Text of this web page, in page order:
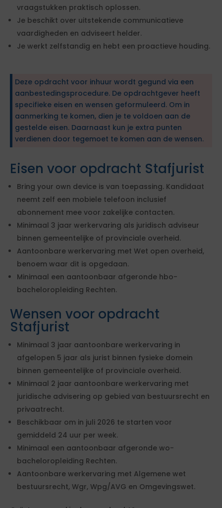
vraagstukken praktisch oplossen.
Je beschikt over uitstekende communicatieve
vaardigheden en adviseert helder.
Je werkt zelfstandig en hebt een proactieve houding.
Deze opdracht voor inhuur wordt gegund via een
aanbestedingsprocedure. De opdrachtgever heeft
specifieke eisen en wensen geformuleerd. Om in
aanmerking te komen, dien je te voldoen aan de
gestelde eisen. Daarnaast kun je extra punten
verdienen door tegemoet te komen aan de wensen.
Eisen voor opdracht Stafjurist
Bring your own device is van toepassing. Kandidaat
neemt zelf een mobiele telefoon inclusief
abonnement mee voor zakelijke contacten.
Minimaal 3 jaar werkervaring als juridisch adviseur
binnen gemeentelijke of provinciale overheid.
Aantoonbare werkervaring met Wet open overheid,
benoem waar dit is opgedaan.
Minimaal een aantoonbaar afgeronde hbo-
bacheloropleiding Rechten.
Wensen voor opdracht
Stafjurist
Minimaal 3 jaar aantoonbare werkervaring in
afgelopen 5 jaar als jurist binnen fysieke domein
binnen gemeentelijke of provinciale overheid.
Minimaal 2 jaar aantoonbare werkervaring met
juridische advisering op gebied van bestuursrecht en
privaatrecht.
Beschikbaar om in juli 2026 te starten voor
gemiddeld 24 uur per week.
Minimaal een aantoonbaar afgeronde wo-
bacheloropleiding Rechten.
Aantoonbare werkervaring met Algemene wet
bestuursrecht, Wgr, Wpg/AVG en Omgevingswet.